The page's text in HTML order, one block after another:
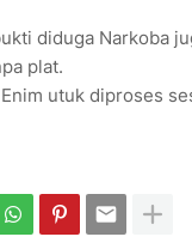
diduga Narkoba
plat.
utuk diproses